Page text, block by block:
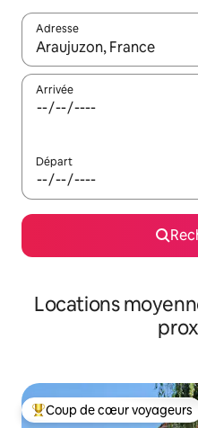
Adresse
Lorsque les résultats
Arrivée
Départ
Locations
Coups de cœur voyageurs
Coup de cœur voyageurs